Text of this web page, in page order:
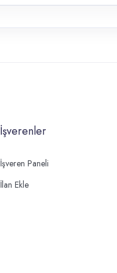
İşverenler
İşveren Paneli
İlan Ekle